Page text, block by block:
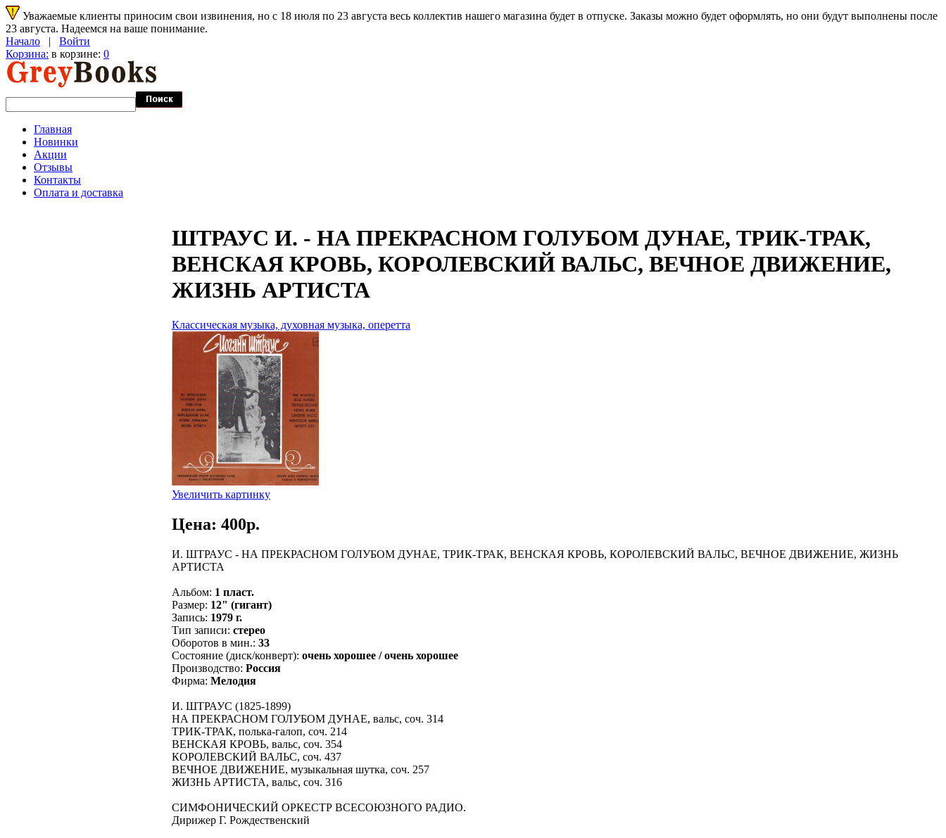
Уважаемые клиенты приносим свои извинения, но с 18 июля по 23 августа весь коллектив нашего магазина будет в отпуске. Заказы можно будет оформлять, но они будут выполнены после
23 августа. Надеемся на ваше понимание.
Начало | Войти
Корзина: в корзине: 0
Главная
Новинки
Акции
Отзывы
Контакты
Оплата и доставка
ШТРАУС И. - НА ПРЕКРАСНОМ ГОЛУБОМ ДУНАЕ, ТРИК-ТРАК,
ВЕНСКАЯ КРОВЬ, КОРОЛЕВСКИЙ ВАЛЬС, ВЕЧНОЕ ДВИЖЕНИЕ,
ЖИЗНЬ АРТИСТА
Классическая музыка, духовная музыка, оперетта
Увеличить картинку
Цена: 400p.
И. ШТРАУС - НА ПРЕКРАСНОМ ГОЛУБОМ ДУНАЕ, ТРИК-ТРАК, ВЕНСКАЯ КРОВЬ, КОРОЛЕВСКИЙ ВАЛЬС, ВЕЧНОЕ ДВИЖЕНИЕ, ЖИЗНЬ
АРТИСТА
Альбом: 1 пласт.
Размер: 12" (гигант)
Запись: 1979 г.
Тип записи: стерео
Оборотов в мин.: 33
Состояние (диск/конверт): очень хорошее / очень хорошее
Производство: Россия
Фирма: Мелодия
И. ШТРАУС (1825-1899)
НА ПРЕКРАСНОМ ГОЛУБОМ ДУНАЕ, вальс, соч. 314
ТРИК-ТРАК, полька-галоп, соч. 214
ВЕНСКАЯ КРОВЬ, вальс, соч. 354
КОРОЛЕВСКИЙ ВАЛЬС, соч. 437
ВЕЧНОЕ ДВИЖЕНИЕ, музыкальная шутка, соч. 257
ЖИЗНЬ АРТИСТА, вальс, соч. 316
СИМФОНИЧЕСКИЙ ОРКЕСТР ВСЕСОЮЗНОГО РАДИО.
Дирижер Г. Рождественский